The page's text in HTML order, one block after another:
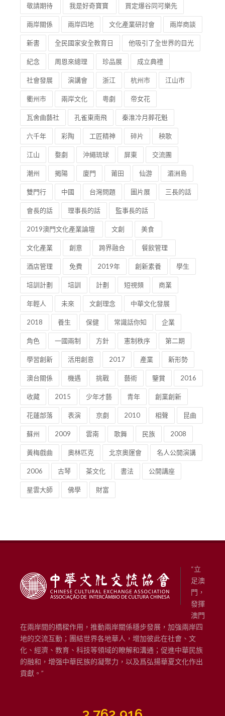
敬請期待 我是好奇寶寶 買定爆谷同可樂先
兩岸關係 兩岸四地 文化產業研討會 兩岸商談
新書 全民國家安全教育日 他吸引了全世界的目光
紀念 周恩來總理 珍品展 成立典禮
社會發展 演講會 浙江 杭州市 江山市
衢州市 兩岸文化 粵劇 帝女花
瓦舍曲藝社 孔雀東南飛 秦淮冷月葬花魁
六千年 彩陶 工匠精神 碎片 秧歌
江山 婺劇 沖繩琉球 屏東 交流團
潮州 揭陽 廈門 莆田 仙游 湄洲島
雙門行 中國 台灣問題 圖片展 三長的話
會長的話 理事長的話 監事長的話
2019澳門文化產業論壇 文創 美食
文化產業 創意 跨界融合 餐飲管理
酒店管理 免費 2019年 創新素養 學生
培訓計劃 培訓 計劃 短視頻 商業
年輕人 未來 文創理念 中華文化發展
2018 養生 保健 常識話你知 企業
角色 一國兩制 方針 憲制秩序 第二期
學習創新 活用創意 2017 產業 新形勢
澳台關係 機遇 挑戰 藝術 鑒賞 2016
收藏 2015 少年才藝 青年 創業創新
花蓮部落 表演 京劇 2010 相聲 昆曲
蘇州 2009 雲南 歌舞 民族 2008
黃梅戲曲 奧林匹克 北京奧運會 名人公開演講
2006 古琴 茶文化 書法 公開講座
星雲大師 佛學 財富
“立
足澳
門，
發揮
澳門
在兩岸間的橋樑作用，推動兩岸關係穩步發展，加強兩岸四
地的交流互動；團結世界各地華人，增加彼此在社會、文
化、經濟、教育、科技等領域的瞭解和溝通；促進中華民族
的融和，增强中華民族的凝聚力，以及爲弘揚華夏文化作出
貢獻。”